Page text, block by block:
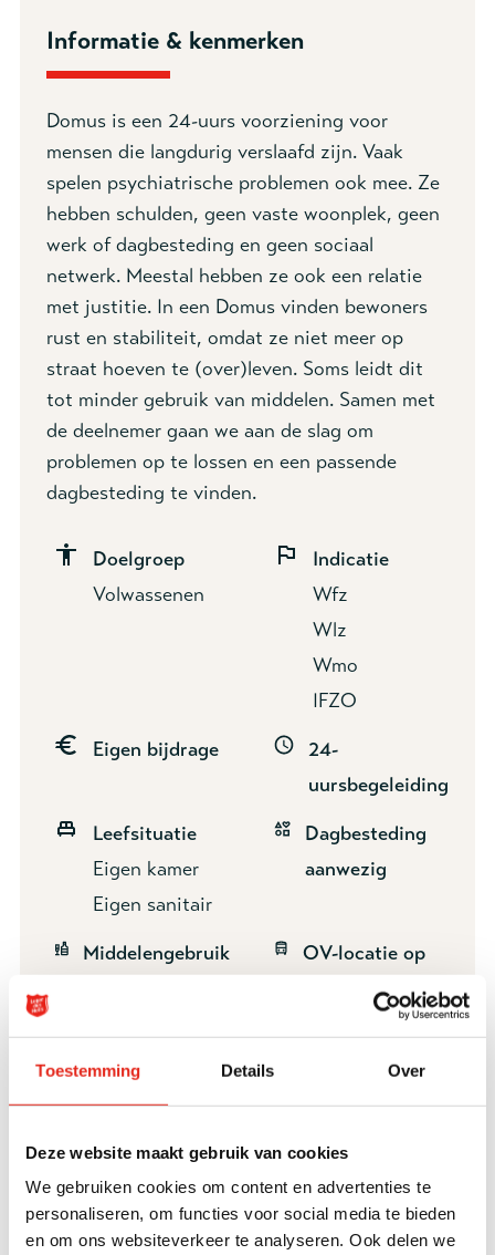
Toestemming Details Over
Deze website maakt gebruik van cookies
We gebruiken cookies om content en advertenties te
personaliseren, om functies voor social media te bieden
en om ons websiteverkeer te analyseren. Ook delen we
Overig
Informatie & kenmerken
Domus is een 24-uurs voorziening voor
mensen die langdurig verslaafd zijn. Vaak
spelen psychiatrische problemen ook mee. Ze
hebben schulden, geen vaste woonplek, geen
werk of dagbesteding en geen sociaal
netwerk. Meestal hebben ze ook een relatie
met justitie. In een Domus vinden bewoners
rust en stabiliteit, omdat ze niet meer op
straat hoeven te (over)leven. Soms leidt dit
tot minder gebruik van middelen. Samen met
de deelnemer gaan we aan de slag om
problemen op te lossen en een passende
dagbesteding te vinden.
Doelgroep
Volwassenen
Indicatie
Wfz
Wlz
Wmo
IFZO
Eigen bijdrage
24-
uursbegeleiding
Leefsituatie
Eigen kamer
Eigen sanitair
Dagbesteding
aanwezig
Middelengebruik
OV-locatie op
loopafstand
Specificaties
Domus+ is een opvang voor volwassene vanaf 23